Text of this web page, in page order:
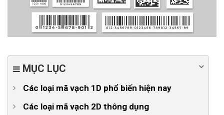
MỤC LỤC
Các loại mã vạch 1D phổ biến hiện nay
1. Mã UPC
Các loại mã vạch 2D thông dụng